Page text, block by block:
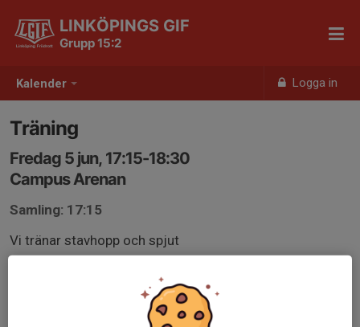
Kalender Logga in
LINKÖPINGS GIF
Grupp 15:2
Träning
Fredag 5 jun, 17:15-18:30
Campus Arenan
Samling: 17:15
Vi tränar stavhopp och spjut